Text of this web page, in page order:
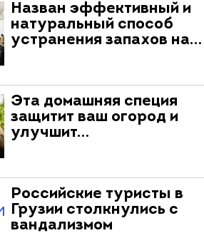
Назван эффективный и
натуральный способ
устранения запахов на…
Эта домашняя специя
защитит ваш огород и
улучшит…
Российские туристы в
Грузии столкнулись с
вандализмом